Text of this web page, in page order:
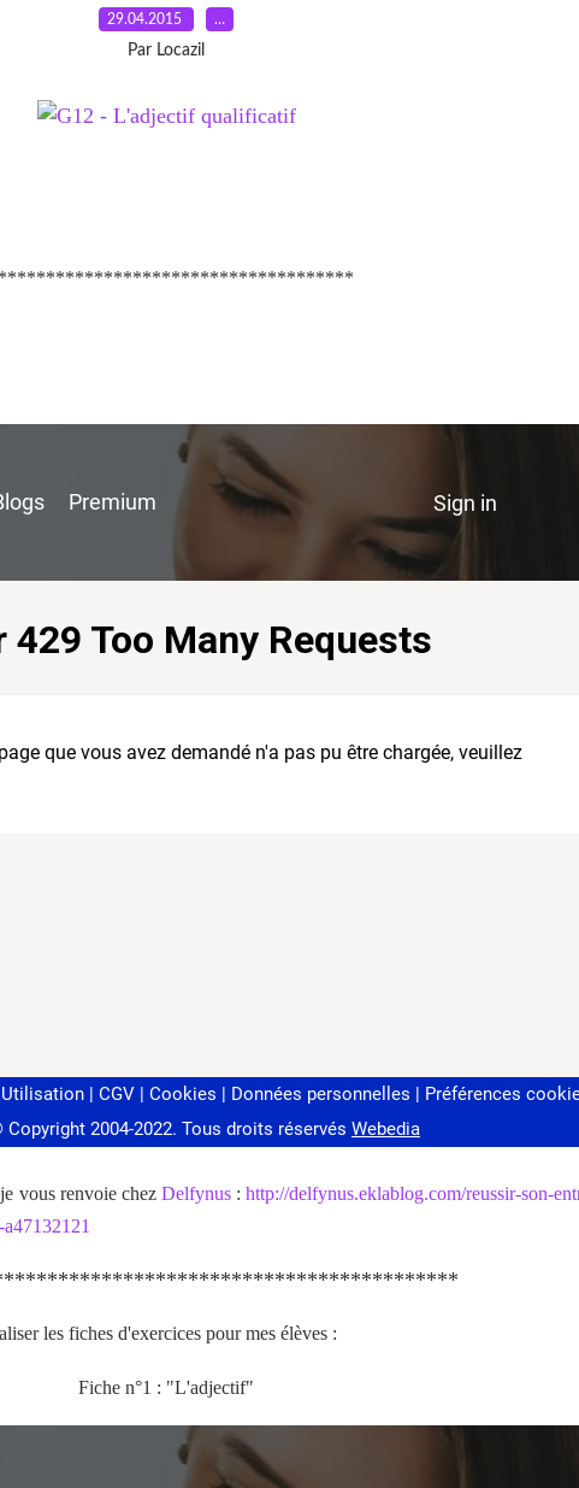
29.04.2015 …
Par Locazil
vous renvoie chez Delfynus:http://delfynus.eklablog.com/reussir-son-
les fiches d'exercices pour mes élèves :
Fiche n°1 : "L'adjectif"